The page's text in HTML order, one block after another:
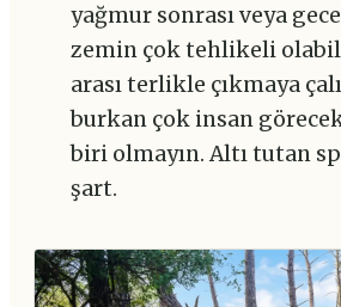
yağmur sonrası veya
zemin çok tehlikeli
arası terlikle çıkmaya
burkan çok insan
biri olmayın. Altı tutan
şart.